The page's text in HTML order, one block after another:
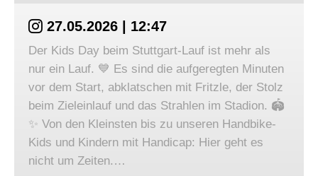
27.05.2026 | 12:47
Der Kids Day beim Stuttgart-Lauf ist mehr als
nur ein Lauf. 💙 Es sind die aufgeregten Minuten
vor dem Start, abklatschen mit Fritzle, der Stolz
beim Zieleinlauf und das Strahlen im Stadion. 🏟️
✨ Von den Kleinsten bis zu unseren Handbike-
Kids und Kindern mit Handicap: Hier geht es
nicht um Zeiten.…